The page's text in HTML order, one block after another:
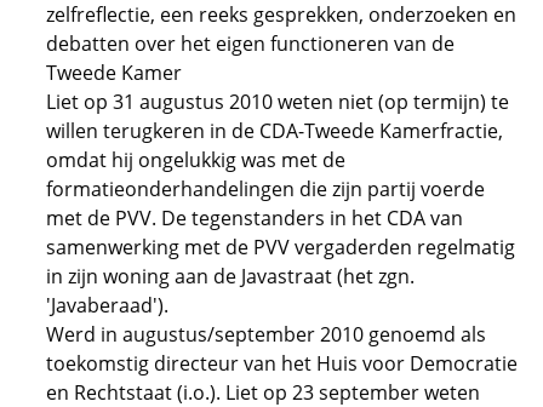
zelfreflectie, een reeks gesprekken, onderzoeken en
debatten over het eigen functioneren van de
Tweede Kamer
Liet op 31 augustus 2010 weten niet (op termijn) te
willen terugkeren in de CDA-Tweede Kamerfractie,
omdat hij ongelukkig was met de
formatieonderhandelingen die zijn partij voerde
met de PVV. De tegenstanders in het CDA van
samenwerking met de PVV vergaderden regelmatig
in zijn woning aan de Javastraat (het zgn.
'Javaberaad').
Werd in augustus/september 2010 genoemd als
toekomstig directeur van het Huis voor Democratie
en Rechtstaat (i.o.). Liet op 23 september weten